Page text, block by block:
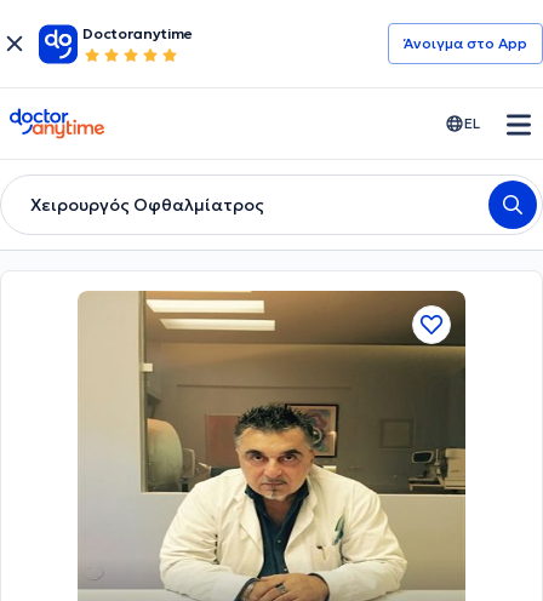
Doctoranytime
Άνοιγμα στο App
doctoranytime EL
Χειρουργός Οφθαλμίατρος